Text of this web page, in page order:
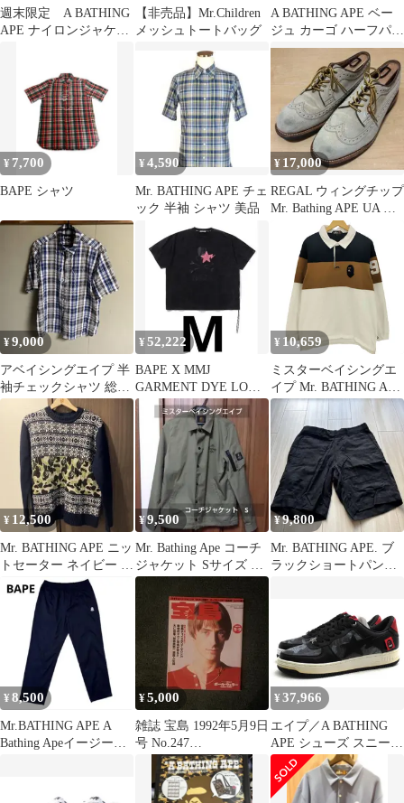
週末限定 A BATHING
APE ナイロンジャケッ
【非売品】Mr.Children
メッシュトートバッグ
A BATHING APE ベー
ジュ カーゴ ハーフパン
ツ M
¥ 7,700
BAPE シャツ
¥ 4,590
Mr. BATHING APE チェ
ック 半袖 シャツ 美品
¥ 17,000
REGAL ウィングチップ
Mr. Bathing APE UA ト
リプルネーム
¥9,000
アベイシングエイプ 半
袖チェックシャツ 総柄
襟付き ボタンシャツ ベ
イプ
¥52,222
BAPE X MMJ
GARMENT DYE LOGO
RELAXED
¥ 10,659
ミスターベイシングエ
イプ Mr. BATHING APE
25aw LS RUGBY POLO
＃2 メンズ JPN：L
¥ 12,500
Mr. BATHING APE ニッ
トセーター ネイビー カ
モフラージュ
¥9,500
Mr. Bathing Ape コーチ
ジャケット Sサイズ カ
ーキ
¥9,800
Mr. BATHING APE. ブ
ラックショートパン
¥ 8,500
Mr.BATHING APE A
Bathing Apeイージーバ
¥5,000
雑誌 宝島 1992年5月9日
号 No.247
JONIO&NIGO
¥37,966
エイプ／A BATHING
APE シューズ スニーカ
ー 靴 ローカット メン
ズ 男性 男性用 ポリエ
ステル レザー 革 本革